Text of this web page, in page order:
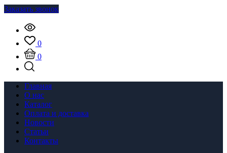
Заказать звонок
0
0
Главная
О нас
Каталог
Оплата и доставка
Новости
Статьи
Контакты